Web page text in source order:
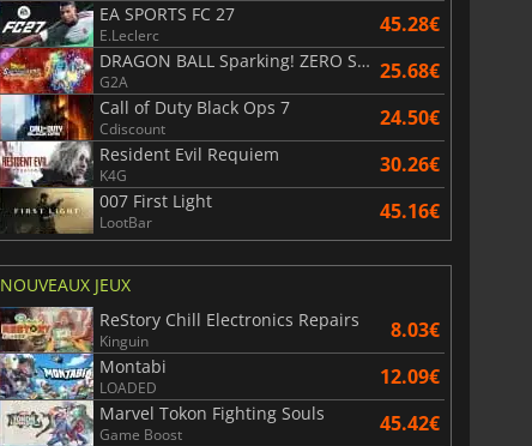
EA SPORTS FC 27
E.Leclerc 45.28€
DRAGON BALL Sparking! ZERO Super Limit Breaking NEO
G2A 25.68€
Call of Duty Black Ops 7
Cdiscount 24.50€
Resident Evil Requiem
K4G 30.26€
007 First Light
LootBar 45.16€
NOUVEAUX JEUX
ReStory Chill Electronics Repairs
Kinguin 8.03€
Montabi
LOADED 12.09€
Marvel Tokon Fighting Souls
Game Boost 45.42€